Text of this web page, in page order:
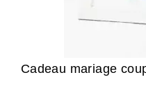
Cadeau mariage